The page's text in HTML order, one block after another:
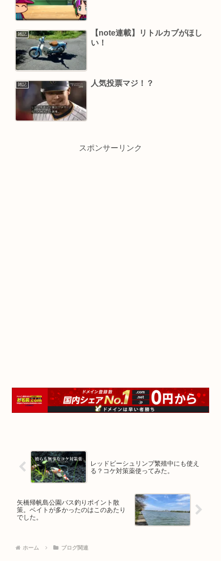
雑記
【note連載】リトルカブがほし
い！
雑記 人気投票マジ！？
スポンサーリンク
レッドビーシュリンプ繁殖中にも使え
る？コケ対策薬使ってみた。
矢橋帰帆島公園バス釣りポイント散
策。ベイトが多かったのはこのあたり
でした。
ホーム ブログ関連